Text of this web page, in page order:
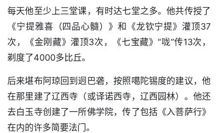
每天他至少上三堂课，有时达七堂之多。他共传授了
《宁提雅喜（四品心髓）》和《龙钦宁提》灌顶37
次，《金刚藏》灌顶3次，《七宝藏》“咙”传13次，
剃度了4000多比丘。
后来堪布阿琼回到迥巴砻，按照噶陀锡度的建议，他
在那里建了辽西寺（或译诺西寺，辽西园林）。他还
去白玉寺创建了一所佛学院，传了包括《入菩萨行》
在内的许多简要法门。